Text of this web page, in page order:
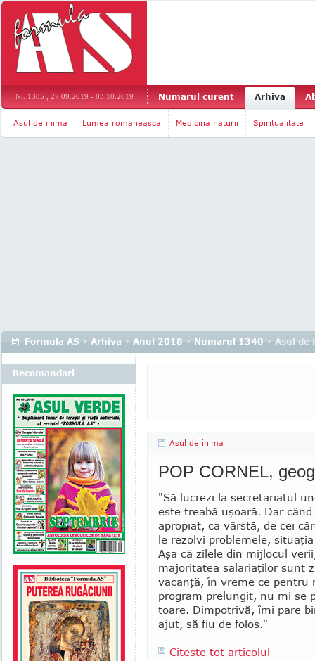
Nr. 1385 , 27.09.2019 - 03.10.2019 Numarul curent Arhiva
Asul de inima Lumea romaneasca Medicina naturii Spiritualitate
Formula AS › Arhiva › Anul 2018 › Numarul 1340 › Asul de
Asul de inima
POP CORNEL,
"Să lucrezi la secretariatul
este treabă uşoară. Dar
apropiat, ca vârstă, de cei
le rezolvi problemele,
Aşa că zilele din mijlocul
majo­ritatea salariaţilor sunt
vacanţă, în vreme ce pen­tru
program pre­lungit, nu mi se
toare. Dimpotrivă, îmi pare
ajut, să fiu de folos."
Citeste tot articolul
Recomandari